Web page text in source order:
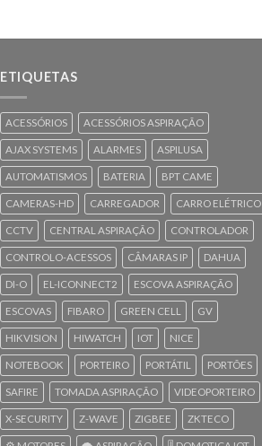
ETIQUETAS
ACESSÓRIOS ACESSÓRIOS ASPIRAÇÃO
AJAX SYSTEMS ALARMES ASPILUSA
AUTOMATISMOS BATERIA BPT CAME
CAMERAS-HD CARREGADOR CARRO ELÉTRICO
CCTV CENTRAL ASPIRAÇÃO CONTROLADOR
CONTROLO-ACESSOS CÂMARAS IP DAHUA
DI-O EL-ICONNECT2 ESCOVA ASPIRAÇÃO
ESCOVAS FIBARO GREEN CELL GV
HIKVISION HIWATCH IOT NICE
NOTEBOOK PORTEIRO PORTÁTIL PORTÕES
SAFIRE TOMADA ASPIRAÇÃO VIDEOPORTEIRO
X-SECURITY Z-WAVE ZIGBEE ZKTECO